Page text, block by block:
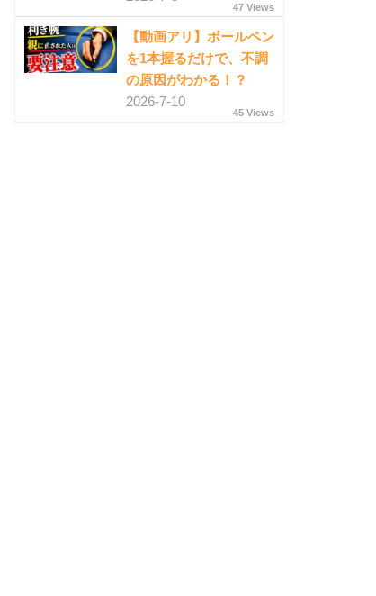
47 Views
【動画アリ】ボールペン
を1本握るだけで、不調
の原因がわかる！？
2026-7-10
45 Views